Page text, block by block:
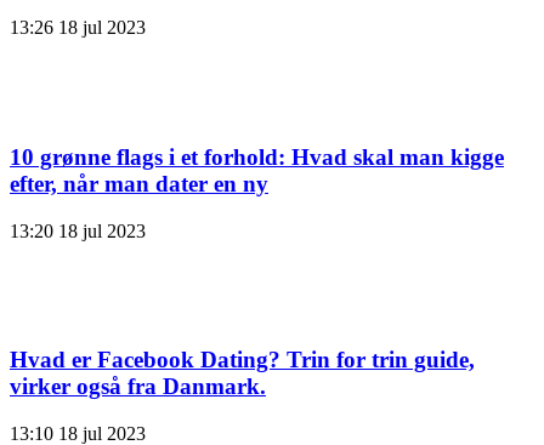
13:26 18 jul 2023
10 grønne flags i et forhold: Hvad skal man kigge
efter, når man dater en ny
13:20 18 jul 2023
Hvad er Facebook Dating? Trin for trin guide,
virker også fra Danmark.
13:10 18 jul 2023